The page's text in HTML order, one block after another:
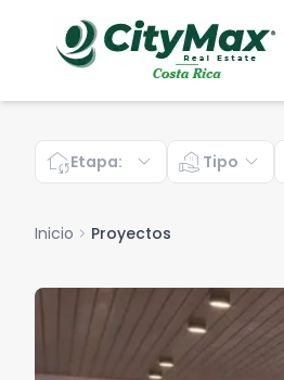
wifi_homeEtapa: expand_more real_estate_agent Tipo expand_more
Inicio chevron_right Proyectos